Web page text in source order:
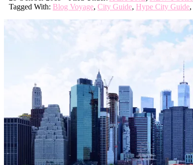
Tagged With: Blog Voyage, City Guide, Hype City Guide,